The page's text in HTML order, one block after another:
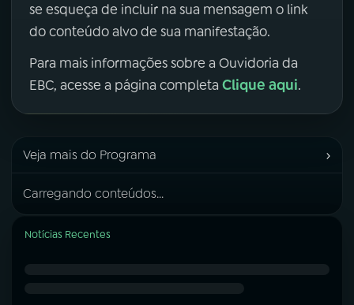
se esqueça de incluir na sua mensagem o link
do conteúdo alvo de sua manifestação.
Para mais informações sobre a Ouvidoria da
EBC, acesse a página completa Clique aqui.
Veja mais do Programa ›
Carregando conteúdos...
Notícias Recentes